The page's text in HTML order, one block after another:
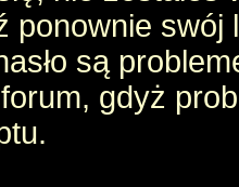
ponownie swój
są
gdyż